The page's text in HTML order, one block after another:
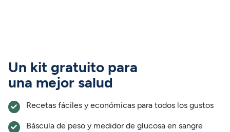
Un kit gratuito para
una mejor salud
Recetas fáciles y económicas para todos los gustos
Báscula de peso y medidor de glucosa en sangre